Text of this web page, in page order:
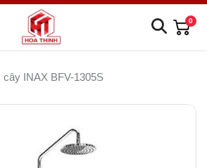
0
cây INAX BFV-1305S